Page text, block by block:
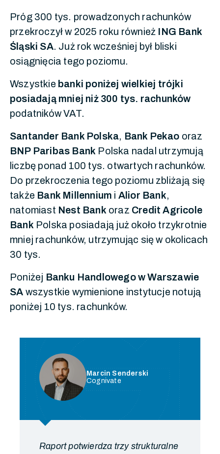
Próg 300 tys. prowadzonych rachunków
przekroczył w 2025 roku również ING Bank
Śląski SA. Już rok wcześniej był bliski
osiągnięcia tego poziomu.
Wszystkie banki poniżej wielkiej trójki
posiadają mniej niż 300 tys. rachunków
podatników VAT.
Santander Bank Polska, Bank Pekao oraz
BNP Paribas Bank Polska nadal utrzymują
liczbę ponad 100 tys. otwartych rachunków.
Do przekroczenia tego poziomu zbliżają się
także Bank Millennium i Alior Bank,
natomiast Nest Bank oraz Credit Agricole
Bank Polska posiadają już około trzykrotnie
mniej rachunków, utrzymując się w okolicach
30 tys.
Poniżej Banku Handlowego w Warszawie
SA wszystkie wymienione instytucje notują
poniżej 10 tys. rachunków.
Marcin Senderski
Cognivate
Raport potwierdza trzy strukturalne